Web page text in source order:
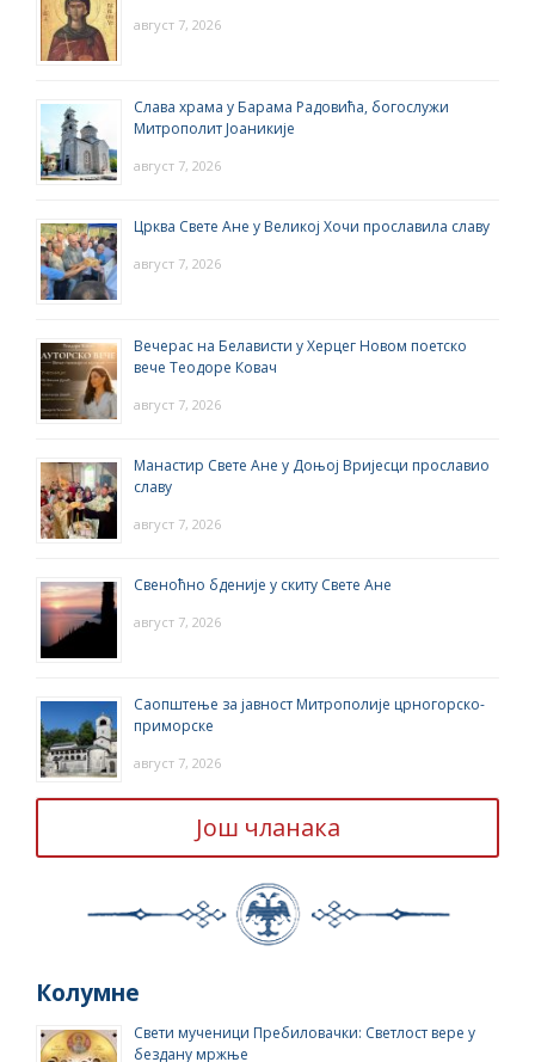
август 7, 2026
Слава храма у Барама Радовића, богослужи
Митрополит Јоаникије
август 7, 2026
Црква Свете Ане у Великој Хочи прославила славу
август 7, 2026
Вечерас на Белависти у Херцег Новом поетско
вече Теодоре Ковач
август 7, 2026
Манастир Свете Ане у Доњој Вријесци прославио
славу
август 7, 2026
Свеноћно бденије у скиту Свете Ане
август 7, 2026
Саопштење за јавност Митрополије црногорско-
приморске
август 7, 2026
Још чланака
Колумне
Свети мученици Пребиловачки: Светлост вере у
бездану мржње